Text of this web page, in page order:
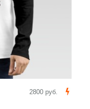
2800 руб.